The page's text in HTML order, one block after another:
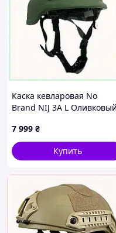
Каска кевларовая No
Brand NIJ 3A L
7 999 ₴
Купить